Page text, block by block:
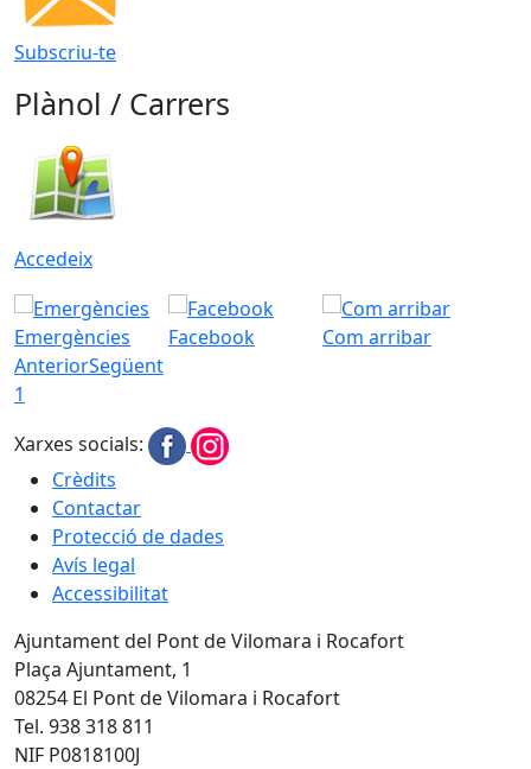
Subscriu-te
Plànol / Carrers
Accedeix
Emergències Facebook
Com arribar
AnteriorSegüent
1
Xarxes socials:
Crèdits
Contactar
Protecció de dades
Avís legal
Accessibilitat
Ajuntament del Pont de Vilomara i Rocafort
Plaça Ajuntament, 1
08254 El Pont de Vilomara i Rocafort
Tel. 938 318 811
NIF P0818100J